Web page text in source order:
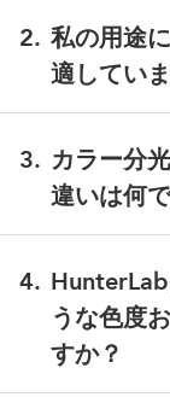
びΔE*の値を
い。 透明お
トを用いて透
カプセルは
装置は、測
色および濁
のあるデータ
2. 私の用途
適してい
って異なり
UltraScan
デュアル
を含む）
UltraScan
剤、カプセ
薬典ライブ
3. カラー分
違いは何
認するため
は、個々の
構造を特定
計は、可視
4.
うな色度
すか？